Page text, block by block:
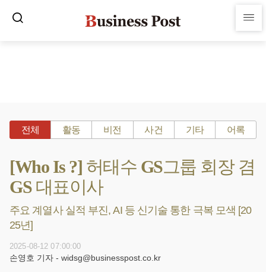
전체 활동 비전 사건 기타 어록
[Who Is ?] 허태수 GS그룹 회장 겸
GS 대표이사
주요 계열사 실적 부진, AI 등 신기술 통한 극복 모색 [20
25년]
2025-08-12 07:00:00
손영호 기자 - widsg@businesspost.co.kr